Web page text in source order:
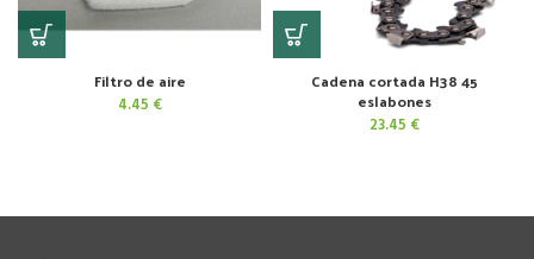
Filtro de aire
4.45 €
Cadena cortada H38 45
eslabones
23.45 €